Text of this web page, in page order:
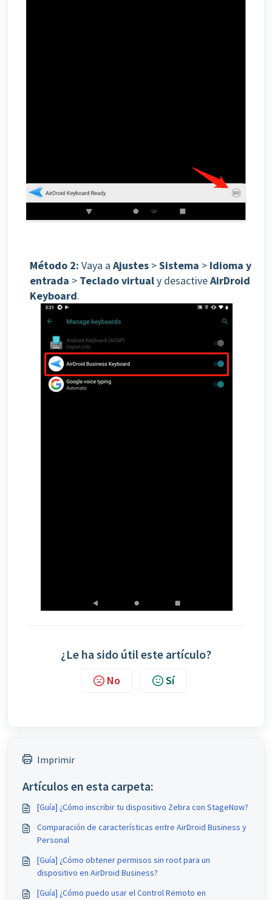
Método 2: Vaya a Ajustes >Sistema > Idioma y
entrada > Teclado virtualy desactiveAirDroid
Keyboard.
¿Le ha sido útil este artículo?
No Sí
Imprimir
Artículos en esta carpeta:
[Guía] ¿Cómo inscribir tu dispositivo Zebra con StageNow?
Comparación de características entre AirDroid Business y
Personal
[Guía] ¿Cómo obtener permisos sin root para un
dispositivo en AirDroid Business?
[Guía] ¿Cómo puedo usar el Control Remoto en